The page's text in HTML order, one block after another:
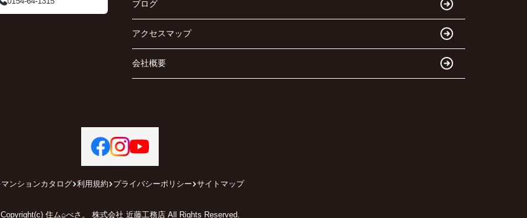
ブログ
アクセスマップ
会社概要
マンションカタログ 利用規約 プライバシーポリシー サイトマップ
Copyright(c) 住ム⌂べさ。 株式会社 近藤工務店 All Rights Reserved.